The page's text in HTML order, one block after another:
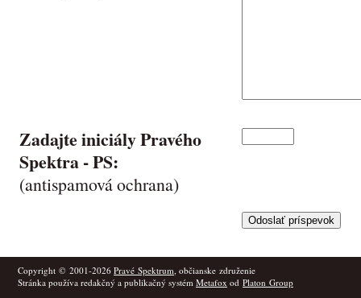
Zadajte iniciály Pravého
Spektra -PS:
(antispamová ochrana)
Copyright © 2001-2026 Pravé Spektrum, občianske združenie
Stránka používa redakčný a publikačný systém Metafox od Platon Group